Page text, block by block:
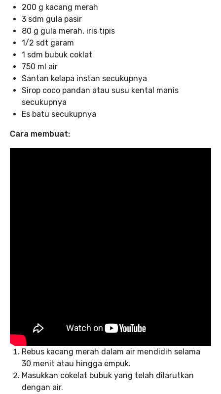
200 g kacang merah
3 sdm gula pasir
80 g gula merah, iris tipis
1/2 sdt garam
1 sdm bubuk coklat
750 ml air
Santan kelapa instan secukupnya
Sirop coco pandan atau susu kental manis
secukupnya
Es batu secukupnya
Cara membuat:
Rebus kacang merah dalam air mendidih selama
30 menit atau hingga empuk.
Masukkan cokelat bubuk yang telah dilarutkan
dengan air.